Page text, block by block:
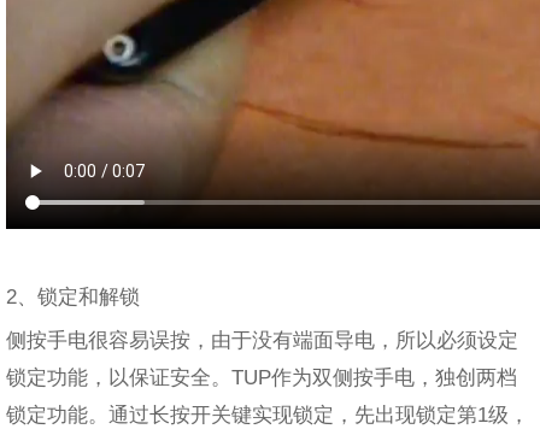
2、锁定和解锁
侧按手电很容易误按，由于没有端面导电，所以必须设定
锁定功能，以保证安全。TUP作为双侧按手电，独创两档
锁定功能。通过长按开关键实现锁定，先出现锁定第1级，